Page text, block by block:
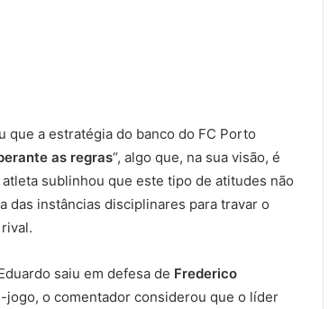
que a estratégia do banco do FC Porto
as regras“, algo que, na sua visão, é
sublinhou que este tipo de atitudes não
das instâncias disciplinares para travar o
saiu em defesa de Frederico
jogo, o comentador considerou que o líder